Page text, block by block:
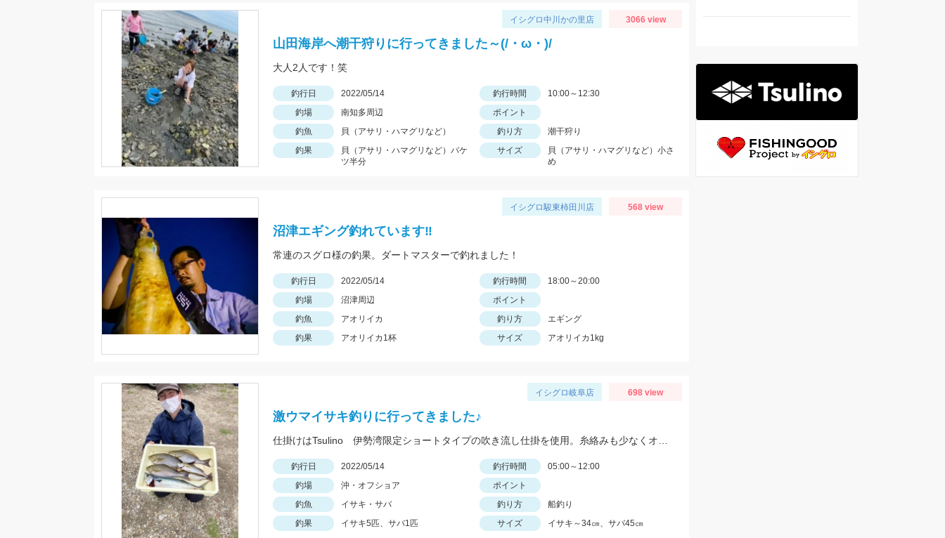
イシグロ中川かの里店 3066 view
山田海岸へ潮干狩りに行ってきました～(/・ω・)/
大人2人です！笑
釣行日 2022/05/14 釣行時間
10:00～12:30
釣場
南知多周辺
ポイント
釣魚
貝（アサリ・ハマグリなど） 釣り方
潮干狩り
釣果
貝（アサリ・ハマグリなど）バケ
ツ半分
サイズ
貝（アサリ・ハマグリなど）小さ
め
イシグロ駿東柿田川店 568 view
沼津エギング釣れています‼
常連のスグロ様の釣果。ダートマスターで釣れました！
釣行日 2022/05/14 釣行時間
18:00～20:00
釣場
沼津周辺
ポイント
釣魚
アオリイカ 釣り方
エギング
釣果
アオリイカ1杯 サイズ アオリイカ1kg
イシグロ岐阜店 698 view
激ウマイサキ釣りに行ってきました♪
釣行日 2022/05/14 釣行時間
05:00～12:00
釣場
沖・オフショア
ポイント
釣魚
イサキ・サバ 釣り方
船釣り
釣果
イサキ5匹、サバ1匹 サイズ イサキ～34㎝、サバ45㎝